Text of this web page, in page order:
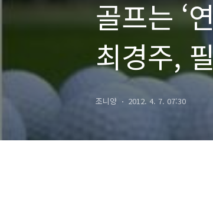
골프는 ‘
최경주,
연습벌레
조니양 2012. 4. 7. 07:30